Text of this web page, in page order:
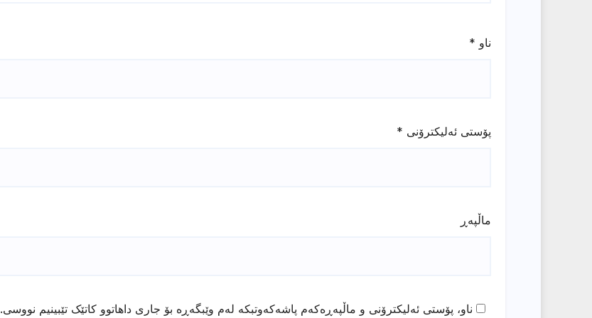
ناو *
پۆستی ئەلیکترۆنی *
ماڵپه‌ڕ
ناو، پۆستی ئەلیکترۆنی و ماڵپەڕەکەم پاشەکەوتبکە لەم وێبگەڕە بۆ جاری داهاتوو کاتێک تێبینیم نووسی.